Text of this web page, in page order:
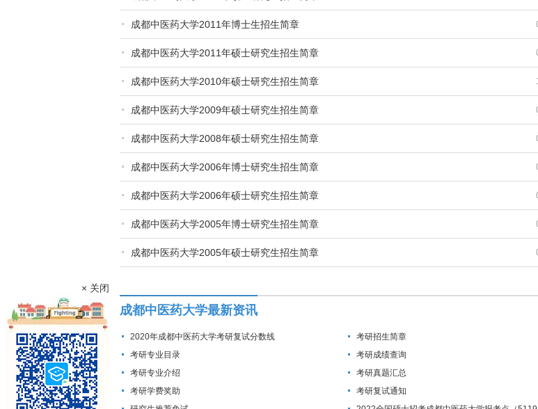
成都中医药大学2011年博士生招生简章
成都中医药大学2011年硕士研究生招生简章
成都中医药大学2010年硕士研究生招生简章
成都中医药大学2009年硕士研究生招生简章
成都中医药大学2008年硕士研究生招生简章
成都中医药大学2006年博士研究生招生简章
成都中医药大学2006年硕士研究生招生简章
成都中医药大学2005年博士研究生招生简章
成都中医药大学2005年硕士研究生招生简章
成都中医药大学最新资讯
2020年成都中医药大学考研复试分数线
考研招生简章
考研专业目录
考研成绩查询
考研专业介绍
考研真题汇总
考研学费奖助
考研复试通知
× 关闭